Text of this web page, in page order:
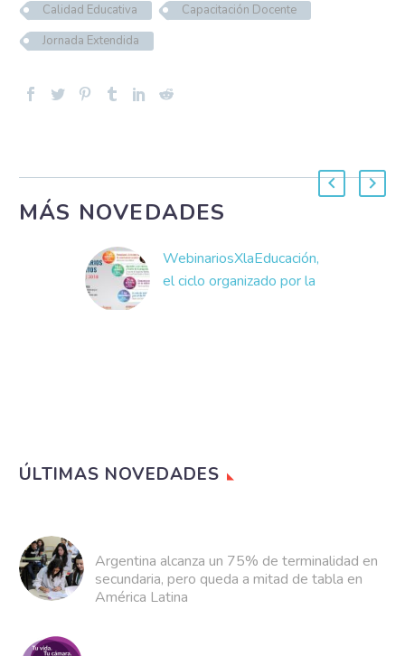
Calidad Educativa
Capacitación Docente
Jornada Extendida
MÁS NOVEDADES
WebinariosXlaEducación,
el ciclo organizado por la
ÚLTIMAS NOVEDADES
Argentina alcanza un 75% de terminalidad en
secundaria, pero queda a mitad de tabla en
América Latina